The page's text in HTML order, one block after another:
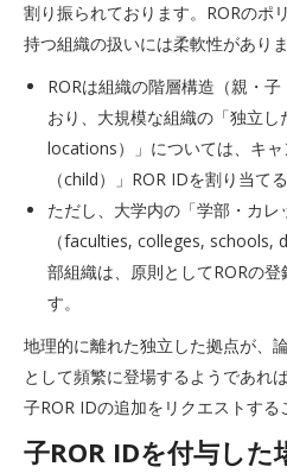
割り振られております。RORのポ
持つ組織の扱いには柔軟性がありま
RORは組織の階層構造（親・
おり、大規模な組織の「独立
locations）」については、キ
（child）」ROR IDを割り当て
ただし、大学内の「学部・カ
（faculties, colleges, schools,
部組織は、原則としてRORの
す。
地理的に離れた独立した拠点が、
として頻繁に登場するようであれ
子ROR IDの追加をリクエストする
子ROR IDを付与した